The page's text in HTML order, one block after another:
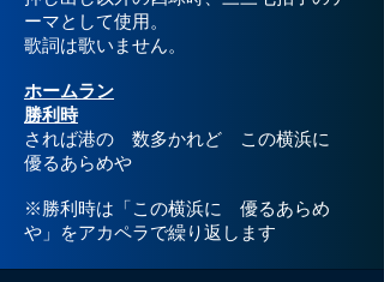
ーマとして使用。
歌詞は歌いません。
ホームラン
勝利時
されば港の 数多かれど この横浜に
優るあらめや
※勝利時は「この横浜に 優るあらめ
や」をアカペラで繰り返します